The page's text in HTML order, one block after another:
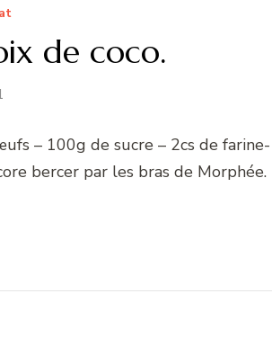
de coco.
– 100g de sucre – 2cs de
bercer par les bras de